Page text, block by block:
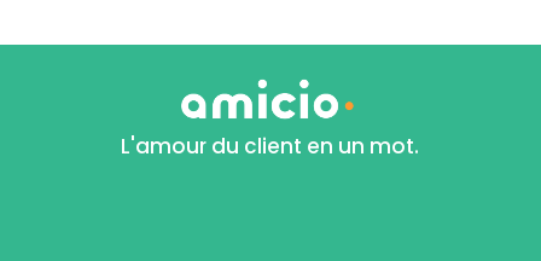
L'amour du client en un mot.